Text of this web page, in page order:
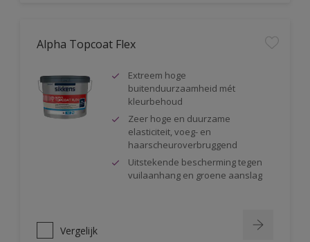
Alpha Topcoat Flex
Extreem hoge
buitenduurzaamheid mét
kleurbehoud
Zeer hoge en duurzame
elasticiteit, voeg- en
haarscheuroverbruggend
Uitstekende bescherming tegen
vuilaanhang en groene aanslag
Vergelijk